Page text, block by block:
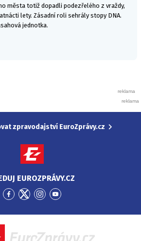
města totiž dopadli podezřelého z vraždy,
lety. Zásadní roli sehrály stopy DNA.
jednotka.
zpravodajství EuroZprávy.cz
EUROZPRÁVY.CZ
Přejít
Facebook
Přejít
Twitter
Přejít
Instagram
Přejít
YouTube
EuroZprávy.cz